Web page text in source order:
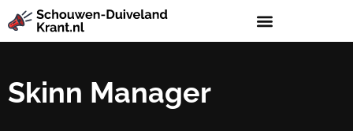
Skinn Manager